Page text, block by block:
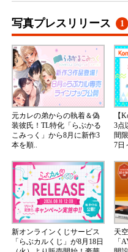
写真プレスリリース 1
元カレの弟からの執着＆偽
装彼氏！TL特化「らぶかる
こみっく」から8月に新作3
本を順..
【
3点
間
7日
新オンラインくじサービス
「らぶカルくじ」が8月18日
天
「